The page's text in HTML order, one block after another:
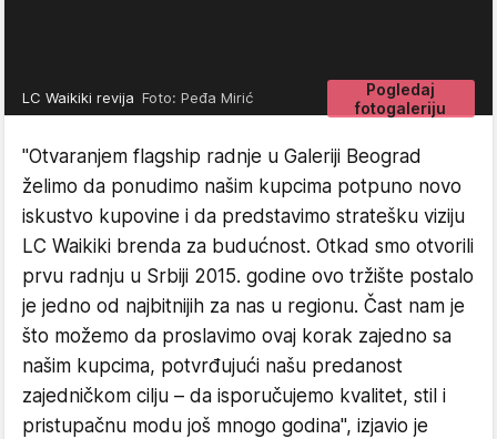
Pogledaj
fotogaleriju
LC Waikiki revija Foto: Peđa Mirić
"Otvaranjem flagship radnje u Galeriji Beograd
želimo da ponudimo našim kupcima potpuno novo
iskustvo kupovine i da predstavimo stratešku viziju
LC Waikiki brenda za budućnost. Otkad smo otvorili
prvu radnju u Srbiji 2015. godine ovo tržište postalo
je jedno od najbitnijih za nas u regionu. Čast nam je
što možemo da proslavimo ovaj korak zajedno sa
našim kupcima, potvrđujući našu predanost
zajedničkom cilju – da isporučujemo kvalitet, stil i
pristupačnu modu još mnogo godina", izjavio je